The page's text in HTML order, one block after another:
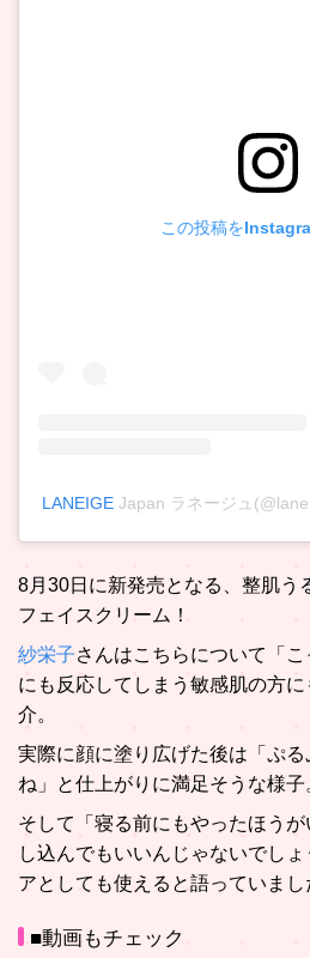
この投稿を
LANEIGE Japan ラネージュ
8月30日に新発売となる、整肌う
フェイスクリーム！
紗栄子さんはこちらについて「
にも反応してしまう敏感肌の方
介。
実際に顔に塗り広げた後は「ぷ
ね」と仕上がりに満足そうな様子
そして「寝る前にもやったほう
し込んでもいいんじゃないでし
アとしても使えると語っていまし
■動画もチェック